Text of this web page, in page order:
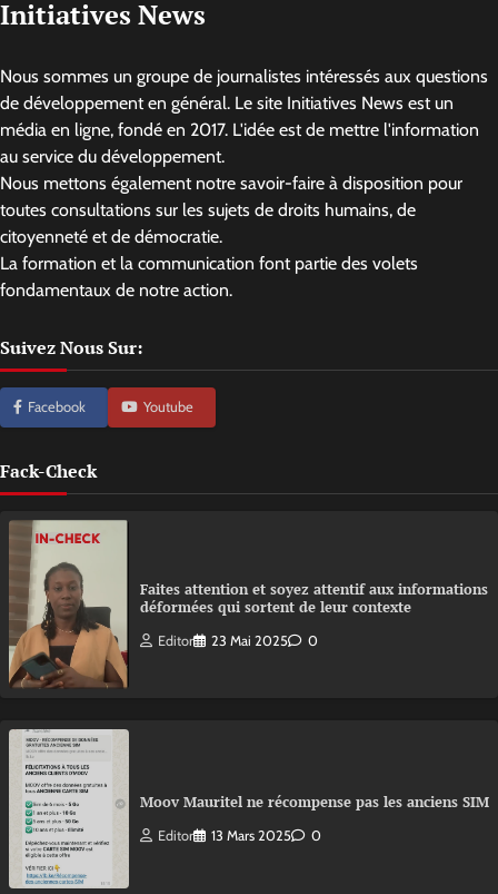
Initiatives News
Nous sommes un groupe de journalistes intéressés aux questions
de développement en général. Le site Initiatives News est un
média en ligne, fondé en 2017. L'idée est de mettre l'information
au service du développement.
Nous mettons également notre savoir-faire à disposition pour
toutes consultations sur les sujets de droits humains, de
citoyenneté et de démocratie.
La formation et la communication font partie des volets
fondamentaux de notre action.
Suivez Nous Sur:
Facebook Youtube
Fack-Check
Faites attention et soyez attentif aux informations
déformées qui sortent de leur contexte
Editor 23 Mai 2025 0
Moov Mauritel ne récompense pas les anciens SIM
Editor 13 Mars 2025 0